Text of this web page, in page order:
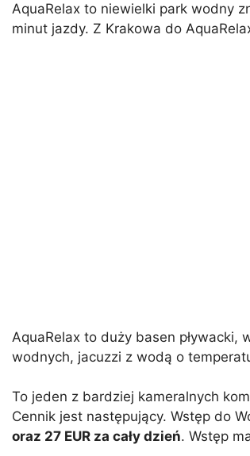
AquaRelax to niewielki park wodny
minut jazdy. Z Krakowa do
AquaRelax to duży basen
wodnych, jacuzzi z wodą o
To jeden z bardziej kameralnych
Cennik jest następujący. Wstęp do
oraz 27 EUR za cały dzień. Wstęp